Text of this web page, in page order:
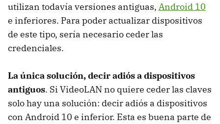
utilizan todavía versiones antiguas, Android 10
e inferiores. Para poder actualizar dispositivos
de este tipo, sería necesario ceder las
credenciales.
La única solución, decir adiós a dispositivos
antiguos. Si VideoLAN no quiere ceder las claves
solo hay una solución: decir adiós a dispositivos
con Android 10 e inferior. Esta es buena parte de